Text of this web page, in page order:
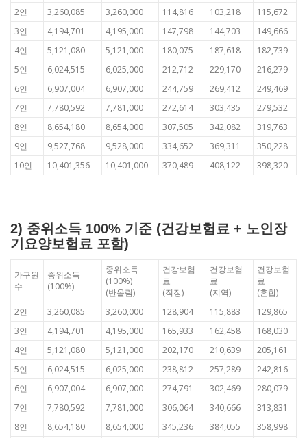
2인
3,260,085 3,260,000 114,816 103,218
115,672
3인
4,194,701 4,195,000 147,798 144,703
149,666
4인
5,121,080 5,121,000 180,075 187,618
182,739
5인
6,024,515 6,025,000 212,712 229,170
216,279
6인
6,907,004 6,907,000 244,759 269,412
249,469
7인
7,780,592 7,781,000 272,614 303,435
279,532
8인
8,654,180 8,654,000 307,505 342,082
319,763
9인
9,527,768 9,528,000 334,652 369,311
350,228
10인
10,401,356 10,401,000 370,489 408,122 398,320
2) 중위소득 100% 기준 (건강보험료 + 노인장
기요양보험료 포함)
가구원
수
중위소득
(100%)
중위소득
(100%)
(반올림)
건강보험
료
(직장)
건강보험
료
(지역)
건강보혐
료
(혼합)
2인
3,260,085 3,260,000 128,904 115,883
129,865
3인
4,194,701 4,195,000 165,933 162,458
168,030
4인
5,121,080 5,121,000 202,170 210,639
205,161
5인
6,024,515 6,025,000 238,812 257,289
242,816
6인
6,907,004 6,907,000 274,791 302,469
280,079
7인
7,780,592 7,781,000 306,064 340,666
313,831
8인
8,654,180 8,654,000 345,236 384,055
358,998